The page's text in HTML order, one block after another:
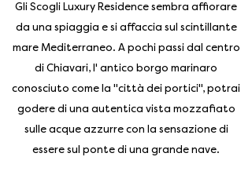
Gli Scogli Luxury Residence sembra affiorare
da una spiaggia e si affaccia sul scintillante
mare Mediterraneo. A pochi passi dal centro
di Chiavari, l' antico borgo marinaro
conosciuto come la "città dei portici", potrai
godere di una autentica vista mozzafiato
sulle acque azzurre con la sensazione di
essere sul ponte di una grande nave.